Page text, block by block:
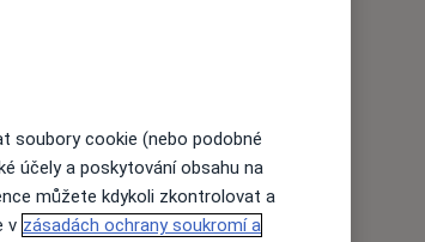
soubory cookie (nebo podobné
účely a poskytování obsahu na
můžete kdykoli zkontrolovat a
v zásadách ochrany soukromí a